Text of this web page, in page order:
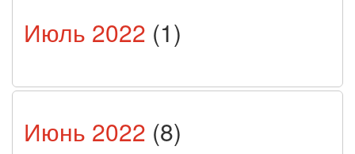
Июль 2022 (1)
Июнь 2022 (8)